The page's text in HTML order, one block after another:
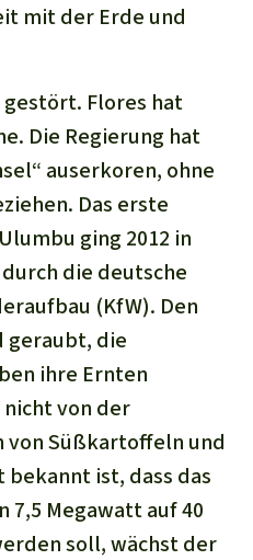
mit der Erde und
Flores hat
Die Regierung hat
auserkoren, ohne
Das erste
ging 2012 in
die deutsche
(KfW). Den
geraubt, die
ihre Ernten
von der
von Süßkartoffeln und
bekannt ist, dass das
Megawatt auf 40
soll, wächst der